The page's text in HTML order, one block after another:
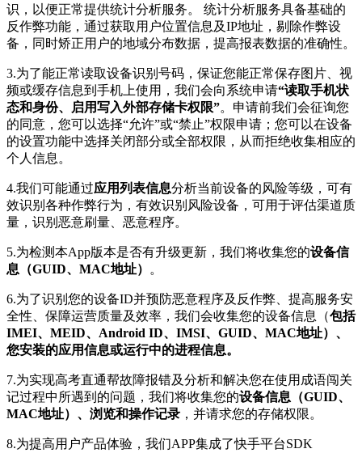
识，以便正常提供统计分析服务。 统计分析服务具备基础的
反作弊功能，通过获取用户位置信息及IP地址，剔除作弊设
备，同时矫正用户的地域分布数据，提高报表数据的准确性。
3.为了能正常读取设备识别号码，保证您能正常保存图片、视
频或缓存信息到手机上使用，我们会向系统申请“读取手机状
态和身份、启用写入外部存储卡权限”。申请前我们会征询您
的同意，您可以选择“允许”或“禁止”权限申请；您可以在设备
的设置功能中选择关闭部分或全部权限，从而拒绝收集相应的
个人信息。
4.我们可能通过应用列表信息分析当前设备的风险等级，可有
效识别各种作弊行为，有效识别风险设备，可用于评估渠道质
量，识别恶意刷量、恶意程序。
5.为检测本App版本是否有升级更新，我们将收集您的设备信
息（GUID、MAC地址）
。
6.为了识别您的设备ID并预防恶意程序及反作弊、提高服务安
全性、保障运营质量及效率，我们会收集您的设备信息（包括
IMEI、MEID、Android ID、IMSI、GUID、MAC地址）、
您安装的应用信息或运行中的进程信息。
7.为实现高考直通帮故障报错及分析和解决您在使用成语闯关
记过程中所遇到的问题，我们将收集您的设备信息（GUID、
MAC地址）、浏览和操作记录 ，并请求您的存储权限。
8.为提高用户产品体验，我们APP集成了快手平台SDK